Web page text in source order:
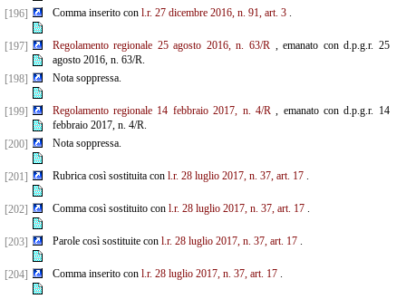
[196] Comma inserito con l.r. 27 dicembre 2016, n. 91, art. 3.
[197] Regolamento regionale 25 agosto 2016, n. 63/R, emanato con d.p.g.r. 25
agosto 2016, n. 63/R.
[198]
Nota soppressa.
[199] Regolamento regionale 14 febbraio 2017, n. 4/R, emanato con d.p.g.r. 14
febbraio 2017, n. 4/R.
[200]
Nota soppressa.
[201] Rubrica così sostituita con l.r. 28 luglio 2017, n. 37, art. 17.
[202] Comma così sostituito con l.r. 28 luglio 2017, n. 37, art. 17.
[203] Parole così sostituite con l.r. 28 luglio 2017, n. 37, art. 17.
[204] Comma inserito con l.r. 28 luglio 2017, n. 37, art. 17.